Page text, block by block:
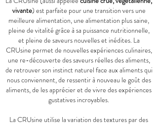
vivante) est parfaite pour une transition vers une
meilleure alimentation, une alimentation plus saine,
pleine de vitalité grâce à sa puissance nutritionnelle,
et pleine de saveurs nouvelles et inédites. La
CRUsine permet de nouvelles expériences culinaires,
une re-découverte des saveurs réelles des aliments,
de retrouver son instinct naturel face aux aliments qui
nous conviennent, de ressentir à nouveau le goût des
aliments, de les apprécier et de vivre des expériences
gustatives incroyables.
La CRUsine utilise la variation des textures par des